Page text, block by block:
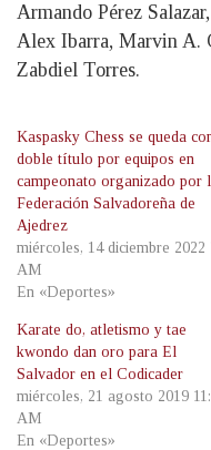
Armando Pérez
Alex Ibarra, Marvin A.
Zabdiel Torres.
Kaspasky Chess se queda
doble título por equipos en
campeonato organizado por
Federación Salvadoreña de
Ajedrez
miércoles, 14 diciembre 2022
AM
En «Deportes»
Karate do, atletismo y tae
kwondo dan oro para El
Salvador en el Codicader
miércoles, 21 agosto 2019
AM
En «Deportes»